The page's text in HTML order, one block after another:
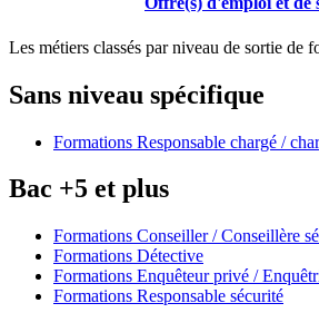
Les métiers classés par niveau de sortie de
Sans niveau spécifique
Formations Responsable chargé /
Bac +5 et plus
Formations Conseiller / Conseillère
Formations Détective
Formations Enquêteur privé /
Formations Responsable sécurité